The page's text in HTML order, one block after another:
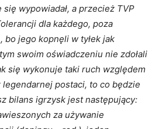
wypowiadał, a przecież TVP
dla każdego, poza
bo jego kopnęli w tyłek jak
swoim oświadczeniu nie zdołali
się wykonuje taki ruch względem
postaci, to co będzie
bilans igrzysk jest następujący:
za używanie